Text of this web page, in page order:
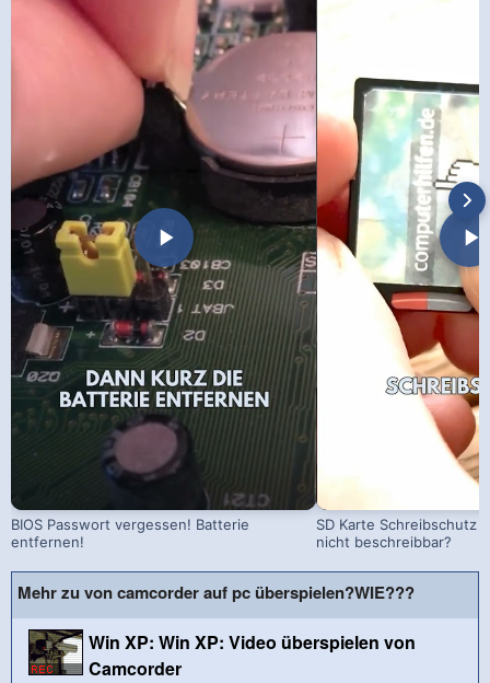
BIOS Passwort vergessen! Batterie
entfernen!
SD Karte Schreibschutz
nicht beschreibbar?
Mehr zu von camcorder auf pc überspielen?WIE???
Win XP: Win XP: Video überspielen von
Camcorder